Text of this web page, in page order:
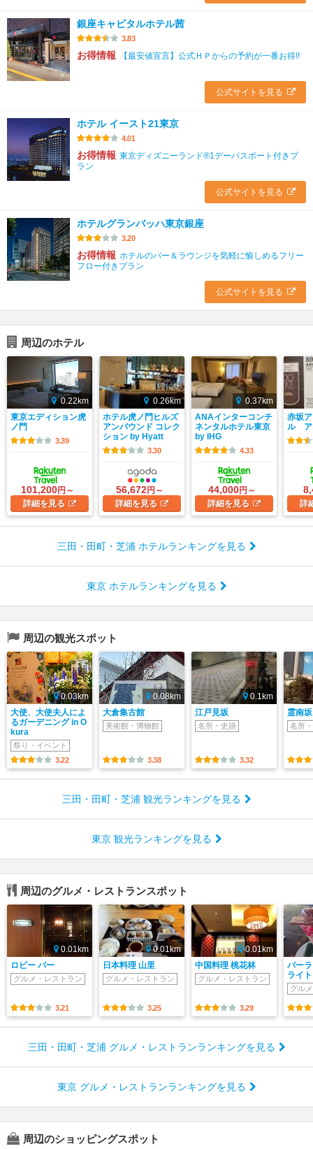
銀座キャピタルホテル茜
3.83
お得情報 【最安値宣言】公式ＨＰからの予約が一番お得!!
公式サイトを見る
ホテル イースト21東京
4.01
お得情報 東京ディズニーランド®1デーパスポート付きプ
ラン
公式サイトを見る
ホテルグランバッハ東京銀座
3.20
お得情報 ホテルのバー＆ラウンジを気軽に愉しめるフリー
フロー付きプラン
公式サイトを見る
周辺のホテル
0.22km
東京エディション虎
ノ門
3.39
101,200円～
詳細を見る
0.26km
ホテル虎ノ門ヒルズ
アンバウンド コレク
ション by Hyatt
3.30
56,672円～
詳細を見る
0.37km
ANAインターコンチ
ネンタルホテル東京
by IHG
4.33
44,000円～
詳細を見る
赤坂
ル ア
詳
三田・田町・芝浦 ホテルランキングを見る
東京 ホテルランキングを見る
周辺の観光スポット
0.03km
大使、大使夫人によ
るガーデニング in O
kura
祭り・イベント
3.22
0.08km
大倉集古館
美術館・博物館
3.38
0.1km
江戸見坂
名所・史跡
3.32
霊南坂
名所
三田・田町・芝浦 観光ランキングを見る
東京 観光ランキングを見る
周辺のグルメ・レストランスポット
0.01km
ロビー バー
グルメ・レストラン
3.21
0.01km
日本料理 山里
グルメ・レストラン
3.25
0.01km
中国料理 桃花林
グルメ・レストラン
3.29
バー
ライト
グル
三田・田町・芝浦 グルメ・レストランランキングを見る
東京 グルメ・レストランランキングを見る
周辺のショッピングスポット